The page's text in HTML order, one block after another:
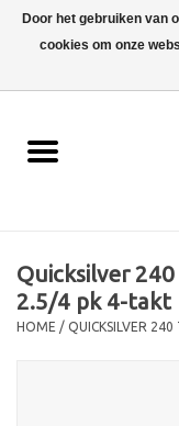
Outboard
Trailer
Quicksilver
2.5/4 pk 4-takt
HOME / QUICKSILVER
Door het gebruiken van
cookies om onze